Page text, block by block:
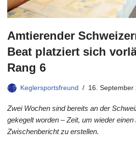
Amtierender
Beat platziert sich
Rang 6
Keglersportsfreund 16. September
Zwei Wochen sind bereits an der
gekegelt worden – Zeit, um wieder einen
Zwischenbericht zu erstellen.